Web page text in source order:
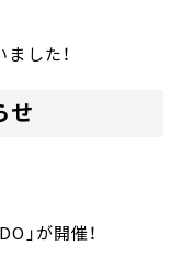
した！
せ
」が開催！